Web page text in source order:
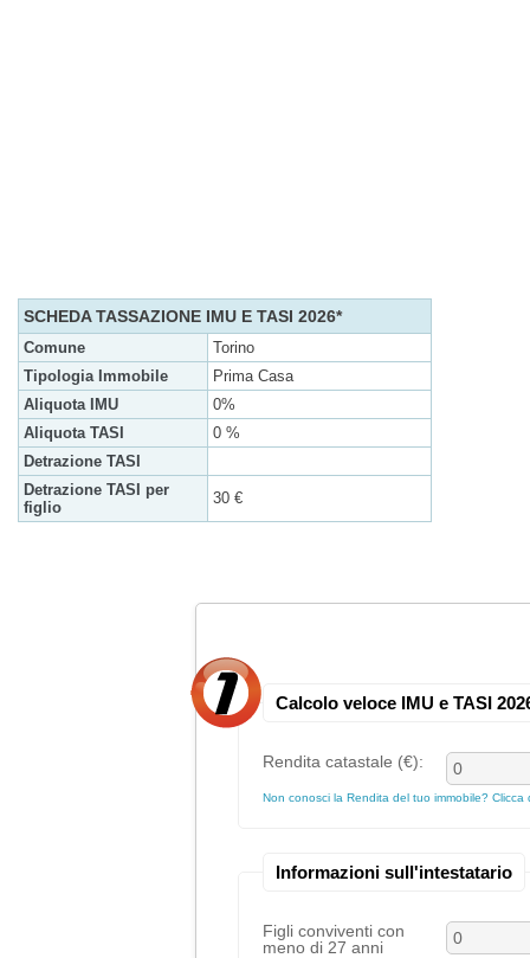
SCHEDA TASSAZIONE IMU E TASI 2026*
Comune
Torino
Tipologia Immobile
Prima Casa
Aliquota IMU
0%
Aliquota TASI
0 %
Detrazione TASI
Detrazione TASI per
figlio
30 €
Calcolo veloce IMU e TASI
Rendita catastale (€):
Non conosci la Rendita del tuo immobile? Clicca
Informazioni sull'intestatario
Figli conviventi con
meno di 27 anni